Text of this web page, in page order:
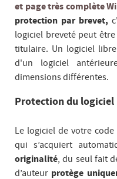
et page très complète
protection par brevet,
logiciel breveté peut
titulaire. Un logiciel
d'un logiciel
dimensions différentes.
Protection du logiciel
Le logiciel de votre
qui s’acquiert
originalité, du seul fait
d’auteur protège